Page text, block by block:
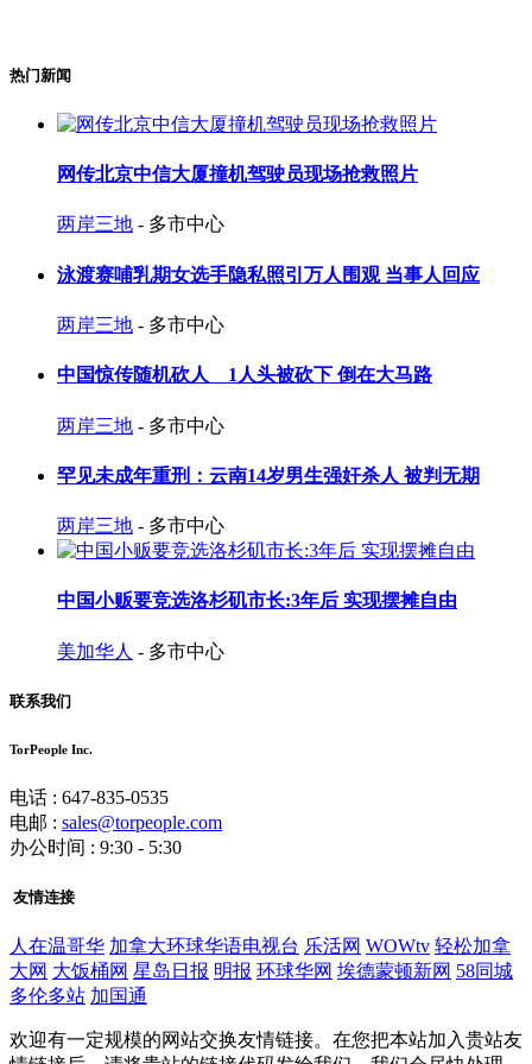
热门新闻
网传北京中信大厦撞机驾驶员现场抢救照片
两岸三地 - 多市中心
泳渡赛哺乳期女选手隐私照引万人围观 当事人回应
两岸三地 - 多市中心
中国惊传随机砍人 1人头被砍下 倒在大马路
两岸三地 - 多市中心
罕见未成年重刑：云南14岁男生强奸杀人 被判无期
两岸三地 - 多市中心
中国小贩要竞选洛杉矶市长:3年后 实现摆摊自由
美加华人 - 多市中心
联系我们
TorPeople Inc.
电话 : 647-835-0535
电邮 : sales@torpeople.com
办公时间 : 9:30 - 5:30
友情连接
人在温哥华 加拿大环球华语电视台 乐活网 WOWtv 轻松加拿
大网 大饭桶网 星岛日报 明报 环球华网 埃德蒙顿新网 58同城
多伦多站 加国通
欢迎有一定规模的网站交换友情链接。在您把本站加入贵站友